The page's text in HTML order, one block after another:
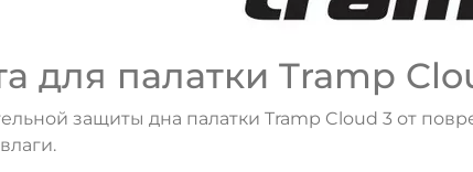
для палатки Tramp
защиты дна палатки Tramp Cloud 3 от